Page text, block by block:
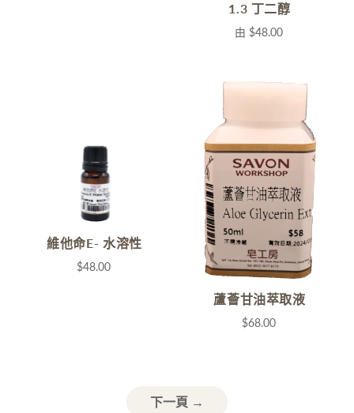
1.3 丁二醇
由 $48.00
維他命E- 水溶性
$48.00
蘆薈甘油萃取液
$68.00
下一頁 →